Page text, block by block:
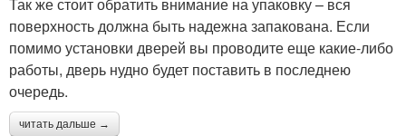
поверхность должна быть надежна запакована. Если
помимо установки дверей вы проводите еще какие-либо
работы, дверь нудно будет поставить в последнею
очередь.
читать дальше →